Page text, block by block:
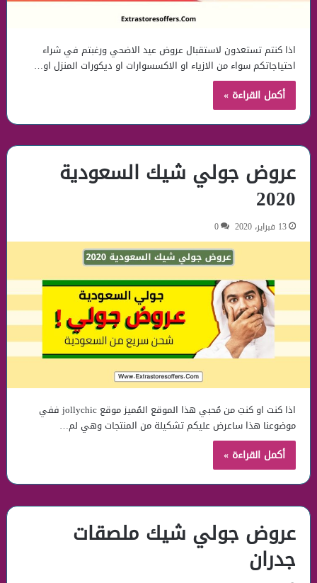
اذا كنتم تستعدون لاستقبال عروض عيد الاضحي ورغبتم في شراء
احتياجاتكم سواء من الازياء او الاكسسوارات او ديكورات المنزل او…
أكمل القراءة »
عروض جولي شيك السعودية
2020
13 فبراير، 2020 0
اذا كنت او كنتِ من مُحبي هذا الموقع المُميز موقع jollychic ففي
موضوعنا هذا ساعرض عليكم تشكيلة من المنتجات وهي لم…
أكمل القراءة »
عروض جولي شيك ملصقات
جدران